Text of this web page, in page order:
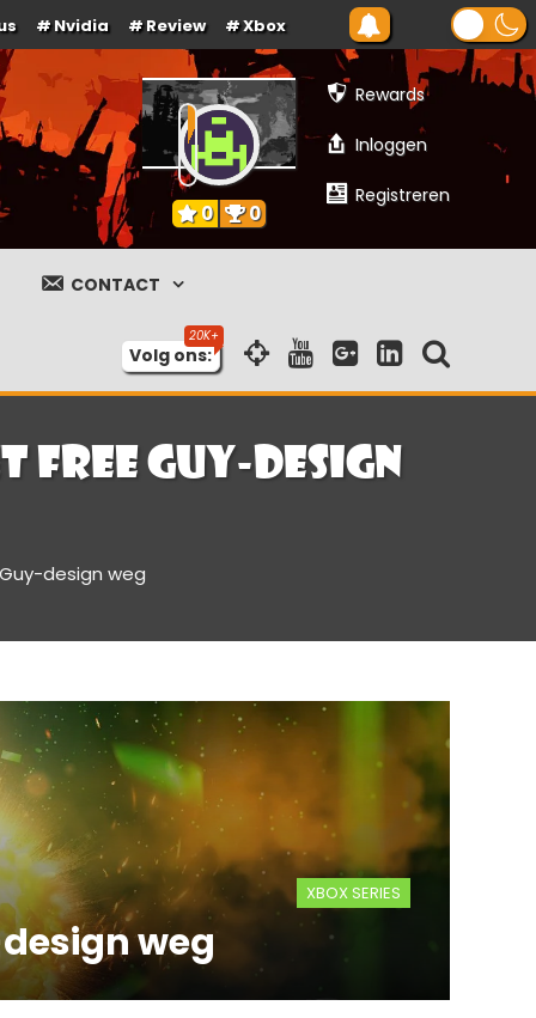
Nvidia Review Xbox
Rewards
Inloggen
Registreren
0 0
CONTACT
Volg ons:
Free Guy-design
design weg
XBOX SERIES
weg